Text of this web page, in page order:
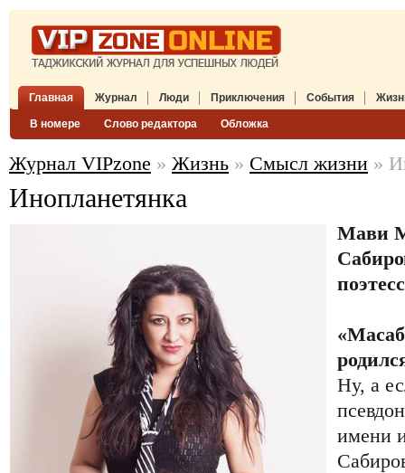
Главная Журнал
В номере Слово редактора Обложка
Люди Приключения События
Журнал VIPzone » Жизнь » Смысл жизни »
Инопланетянка
Мави
Ну, а
имени